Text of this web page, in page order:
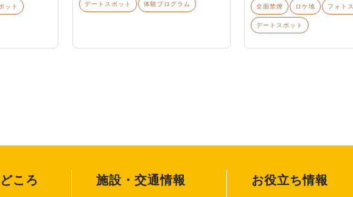
ット デートスポット 体験プログラム 全面禁煙 ロケ地 フォト
デートスポット
ころ 施設・交通情報 お役立ち情報